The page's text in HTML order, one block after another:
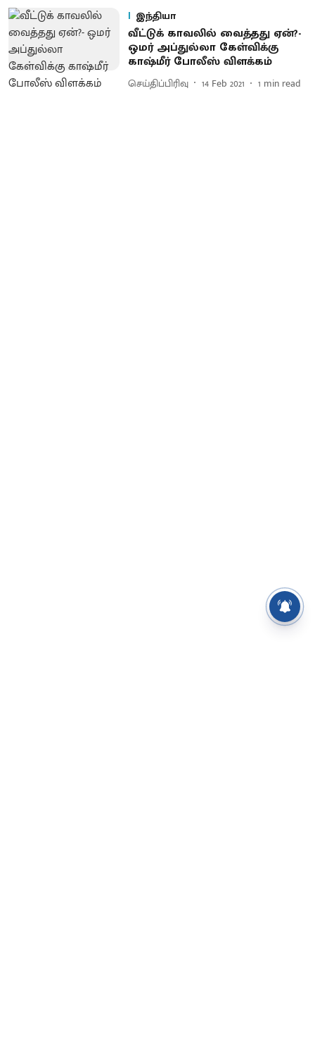
இந்தியா
வீட்டுக் காவலில் வைத்தது ஏன்?-
ஒமர் அப்துல்லா கேள்விக்கு
காஷ்மீர் போலீஸ் விளக்கம்
செய்திப்பிரிவு 14 Feb 2021 1 min read